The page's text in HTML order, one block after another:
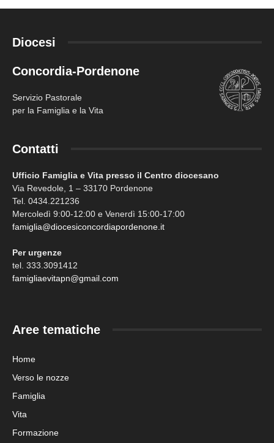
Diocesi
Concordia-Pordenone
Servizio Pastorale
per la Famiglia e la Vita
Contatti
Ufficio Famiglia e Vita presso il Centro diocesano
Via Revedole, 1 – 33170 Pordenone
Tel. 0434.221236
Mercoledì 9:00-12:00 e Venerdì 15:00-17:00
famiglia@diocesiconcordiapordenone.it
Per urgenze
tel. 333.3091412
famigliaevitapn@gmail.com
Aree tematiche
Home
Verso le nozze
Famiglia
Vita
Formazione